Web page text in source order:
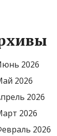
2026
2026
2026
2026
2026